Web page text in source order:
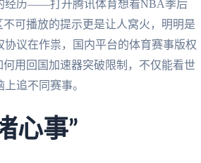
经历——打开腾讯体育想看NBA季后
可播放的提示更是让人窝火，明明是
议在作祟，国内平台的体育赛事版权
用回国加速器突破限制，不仅能看世
追不同赛事。
心事”